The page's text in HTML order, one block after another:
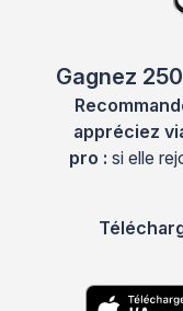
Gagnez
appréciez
pro : si elle